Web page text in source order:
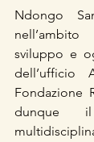
Ndongo
sviluppo e
dell’ufficio
Fondazione
dunque